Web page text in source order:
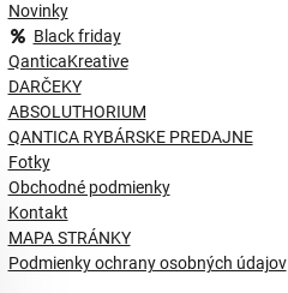
Novinky
Black friday
QanticaKreative
DARČEKY
ABSOLUTHORIUM
QANTICA RYBÁRSKE PREDAJNE
Fotky
Obchodné podmienky
Kontakt
MAPA STRÁNKY
Podmienky ochrany osobných údajov